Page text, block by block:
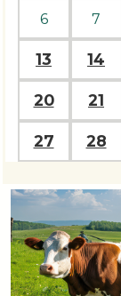
6 7
13 14
20 21
27 28